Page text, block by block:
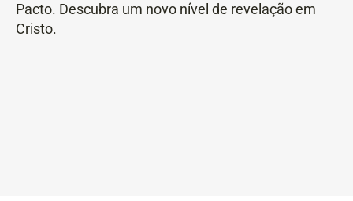
Pacto. Descubra um novo nível de revelação em
Cristo.